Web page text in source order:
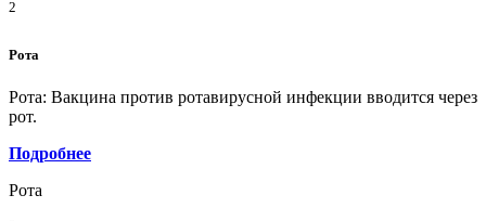
2
Рота
Рота: Вакцина против ротавирусной инфекции вводится через
рот.
Подробнее
Рота